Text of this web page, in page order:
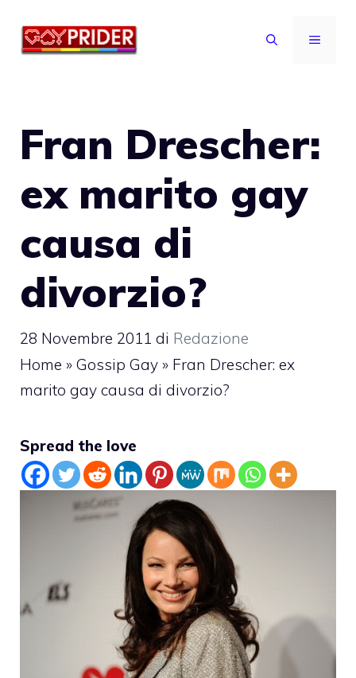
MENU
Fran Drescher:
ex marito gay
causa di
divorzio?
28 Novembre 2011 di Redazione
Home » Gossip Gay » Fran Drescher: ex
marito gay causa di divorzio?
Spread the love